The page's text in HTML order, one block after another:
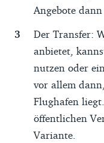
Angebote dann
Der Transfer:
anbietet,
nutzen oder
vor allem
Flughafen
öffentlichen
Variante.